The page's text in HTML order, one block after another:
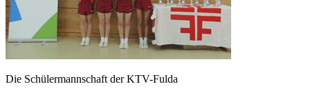
Die Schülermannschaft der KTV-Fulda